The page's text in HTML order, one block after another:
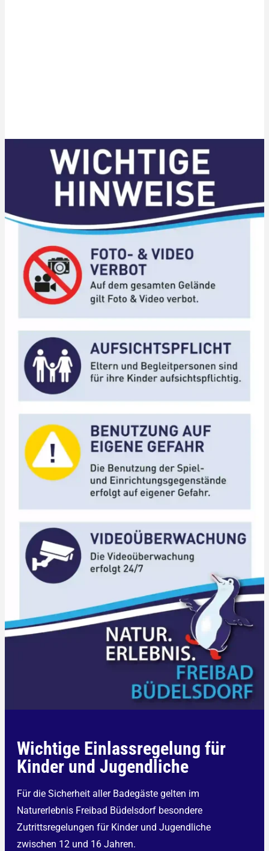
Wichtige Einlassregelung für
Kinder und Jugendliche
Für die Sicherheit aller Badegäste gelten im
Naturerlebnis Freibad Büdelsdorf besondere
Zutrittsregelungen für Kinder und Jugendliche
zwischen 12 und 16 Jahren.